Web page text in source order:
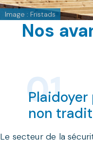
Image : Fristads
Nos
non
Le secteur de la